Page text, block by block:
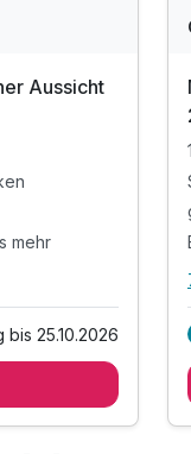
Aussicht
mehr
bis 25.10.2026